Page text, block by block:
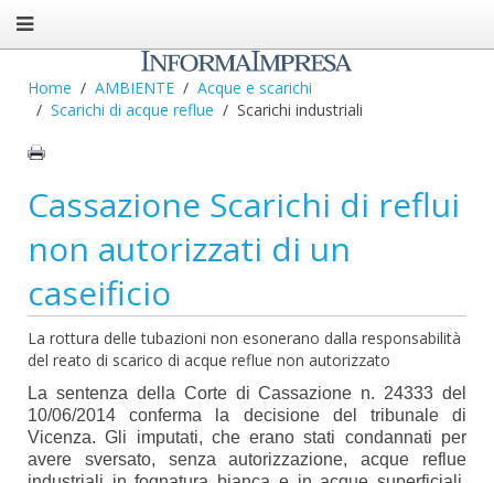
Home AMBIENTE
Acque e scarichi
Scarichi di acque reflue
Scarichi industriali
Cassazione Scarichi di reflui
non autorizzati di un
caseificio
La rottura delle tubazioni non esonerano dalla responsabilità
del reato di scarico di acque reflue non autorizzato
La sentenza della Corte di Cassazione n. 24333 del
10/06/2014 conferma la decisione del tribunale di
Vicenza. Gli imputati, che erano stati condannati per
avere sversato, senza autorizzazione, acque reflue